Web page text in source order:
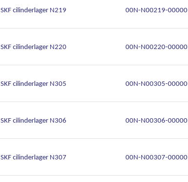
SKF cilinderlager N219 00N-N00219-00000
SKF cilinderlager N220 00N-N00220-00000
SKF cilinderlager N305 00N-N00305-00000
SKF cilinderlager N306 00N-N00306-00000
SKF cilinderlager N307 00N-N00307-00000